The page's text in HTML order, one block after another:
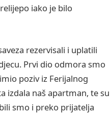
iako je bilo
rezervisali i uplatili
Prvi dio odmora smo
poziv iz Ferijalnog
izdala naš apartman, te su
smo i preko prijatelja